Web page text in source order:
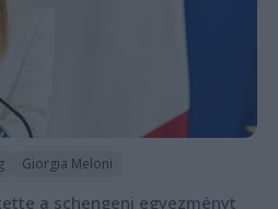
Giorgia Meloni
a schengeni egyezményt